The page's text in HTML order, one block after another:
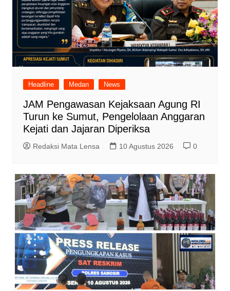
Headline Medan News
JAM Pengawasan Kejaksaan Agung RI
Turun ke Sumut, Pengelolaan Anggaran
Kejati dan Jajaran Diperiksa
Redaksi Mata Lensa 10 Agustus 2026 0